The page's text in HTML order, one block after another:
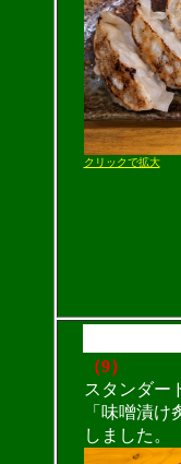
クリックで拡大
（9）
スタンダー
「味噌漬
しました。